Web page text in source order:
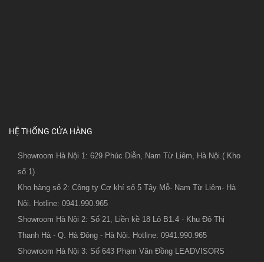
HỆ THỐNG CỬA HÀNG
Showroom Hà Nội 1: 629 Phúc Diễn, Nam Từ Liêm, Hà Nội.( Kho
số 1)
Kho hàng số 2: Công ty Cơ khí số 5 Tây Mỗ- Nam Từ Liêm- Hà
Nội. Hotline: 0941.990.965
Showroom Hà Nội 2: Số 21, Liền kề 18 Lô B1.4 - Khu Đô Thị
Thanh Hà - Q. Hà Đông - Hà Nội. Hotline: 0941.990.965
Showroom Hà Nội 3: Số 643 Phạm Văn Đồng LEADVISORS